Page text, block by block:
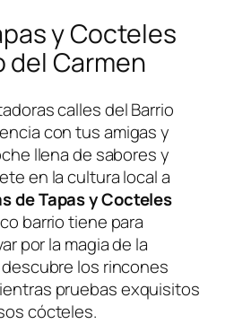
y Cocteles
del Carmen
calles del Barrio
con tus amigas y
llena⁤ de sabores y
en la cultura local ⁣a
de Tapas y Cocteles
barrio tiene para
por la magia de la​
los rincones
pruebas exquisitos
cócteles.